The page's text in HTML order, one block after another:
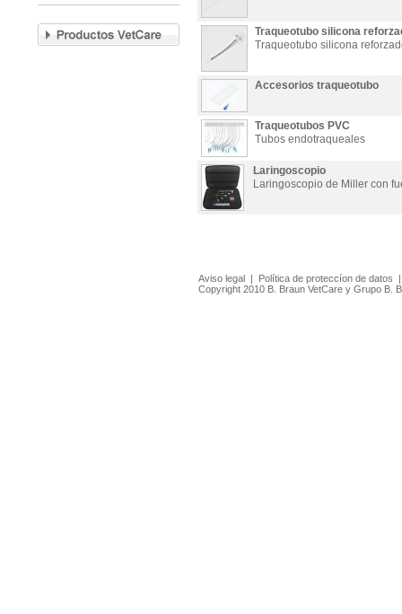
Traqueotubo silicona
Traqueotubo silicona
Accesorios traqueotubo
Traqueotubos PVC
Tubos endotraqueales
Laringoscopio
Laringoscopio de Miller con
Aviso legal | Política de proteccíon de datos
Copyright 2010 B. Braun VetCare y Grupo B.